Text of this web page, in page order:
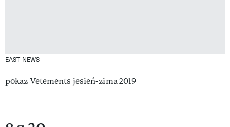
EAST NEWS
pokaz Vetements jesień-zima 2019